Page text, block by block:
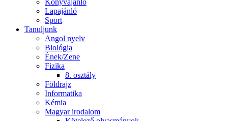
Könyvajánló
Lapajánló
Sport
Tanuljunk
Angol nyelv
Biológia
Ének/Zene
Fizika
8. osztály
Földrajz
Informatika
Kémia
Magyar irodalom